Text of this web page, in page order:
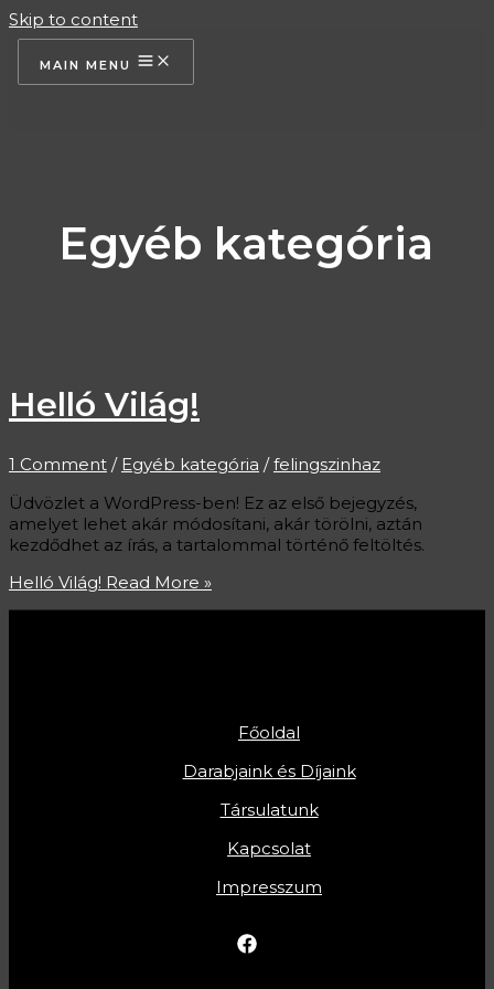
Skip to content
MAIN MENU
Egyéb kategória
Helló Világ!
1 Comment / Egyéb kategória /felingszinhaz
Üdvözlet a WordPress-ben! Ez az első bejegyzés,
amelyet lehet akár módosítani, akár törölni, aztán
kezdődhet az írás, a tartalommal történő feltöltés.
Helló Világ! Read More »
Főoldal
Darabjaink és Díjaink
Társulatunk
Kapcsolat
Impresszum